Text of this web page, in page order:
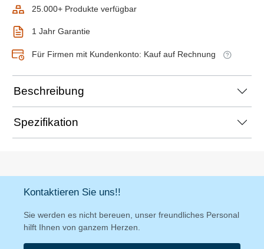
25.000+ Produkte verfügbar
1 Jahr Garantie
Für Firmen mit Kundenkonto: Kauf auf Rechnung
Beschreibung
Spezifikation
Kontaktieren Sie uns!!
Sie werden es nicht bereuen, unser freundliches Personal
hilft Ihnen von ganzem Herzen.